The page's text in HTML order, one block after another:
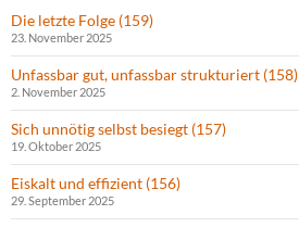
Die letzte Folge (159)
23. November 2025
Unfassbar gut, unfassbar strukturiert (158)
2. November 2025
Sich unnötig selbst besiegt (157)
19. Oktober 2025
Eiskalt und effizient (156)
29. September 2025